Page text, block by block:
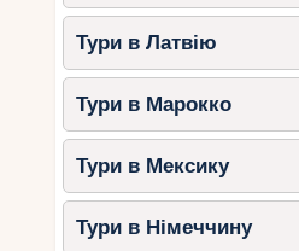
Тури в Латвію
Тури в Марокко
Тури в Мексику
Тури в Німеччину